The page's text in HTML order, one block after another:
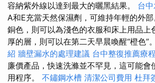
容納紫外線以達到最大的曬黑結果。 台
A和E充當天然保濕劑，可維持年輕的外
銅色，則可以為淺色的衣服和床上用品上
厚的層，則可以在第二天早晨喚醒“橙色”。
紹 牆壁漏水的處理建議 台中整復推薦療程
廉價產品，快速洗滌並不罕見，這可能會
用程序。 不鏽鋼水槽 清潔公司費用 杜拜